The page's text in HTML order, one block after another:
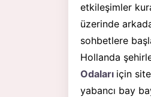
etkileşimler
üzerinde
sohbetlere
Hollanda
Odaları için
yabancı bay